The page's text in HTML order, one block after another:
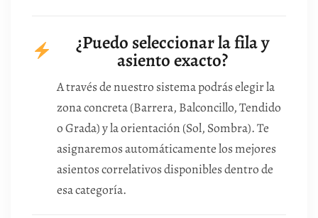
¿Puedo seleccionar la fila y
asiento exacto?
A través de nuestro sistema podrás elegir la
zona concreta (Barrera, Balconcillo, Tendido
o Grada) y la orientación (Sol, Sombra). Te
asignaremos automáticamente los mejores
asientos correlativos disponibles dentro de
esa categoría.